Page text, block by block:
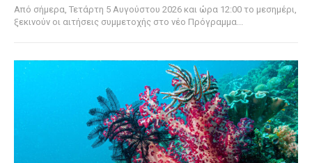
Από σήμερα, Τετάρτη 5 Αυγούστου 2026 και ώρα 12:00 το μεσημέρι,
ξεκινούν οι αιτήσεις συμμετοχής στο νέο Πρόγραμμα...